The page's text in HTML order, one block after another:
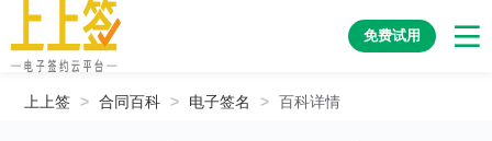
免费试用
上上签 > 合同百科 > 电子签名 > 百科详情